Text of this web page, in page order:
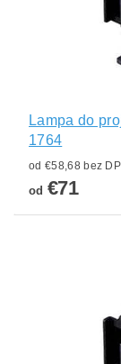
Lampa do
1764
od €58,68 bez
od €71